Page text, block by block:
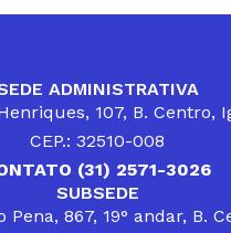
ADMINISTRATIVA
107, B. Centro,
CEP.: 32510-008
(31) 2571-3026
SUBSEDE
Pena, 867, 19° andar, B.